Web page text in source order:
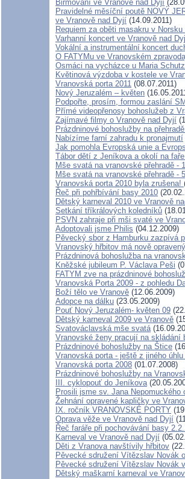
Biřmování ve Vranově nad Dyjí
Pravidelné měsíční poutě NOVÝ
ve Vranově nad Dyjí (14.09.2011)
Requiem za oběti masakru v
Varhanní koncert ve Vranově nad
Vokální a instrumentální koncert
O FATYMu ve Vranovském
Osmáci na vycházce u Maria Schutz
Květinová výzdoba v kostele ve
Vranovská porta 2011 (08.07.2011)
Nový Jeruzalém – květen
Podpořte, prosím, formou zaslání
Přímé videopřenosy bohoslužeb z
Zajímavé filmy o Vranově nad Dyjí
Prázdninové bohoslužby na
Nabízíme farní zahradu k pronajmutí
Jak pomohla Evropská unie a
Tábor dětí z Jeníkova a okolí na
Mše svatá na vranovské přehradě -
Mše svatá na vranovské přehradě -
Vranovská porta 2010 byla zrušena!
Řeč při pohřbívání basy 2010
Dětský karneval 2010 ve Vranově
Setkání tříkrálových koledníků
PSVN zahraje při mši svaté ve
Adoptovali jsme Philis (04.12.2009)
Pěvecký sbor z Hamburku zazpívá
Vranovský hřbitov má nově
Prázdninová bohoslužba na
Kněžské jubileum P. Václava Peši
FATYM zve na prázdninové
Vranovská Porta 2009 - z pohledu
Boží tělo ve Vranově (12.06.2009)
Adopce na dálku (23.05.2009)
Pouť Nový Jeruzalém- květen 09
Dětský karneval 2009 ve Vranově
Svatováclavská mše svatá
Vranovské ženy pracují na skládání
Prázdninové bohoslužby na Štice
Vranovská porta - ještě z jiného úhlu
Vranovská porta 2008 (01.07.2008)
Prázdninové bohoslužby na
III. cyklopouť do Jeníkova
Prosili jsme sv. Jana Nepomuckého
Žehnání opravené kapličky ve
IX. ročník VRANOVSKÉ PORTY
Oprava věže ve Vranově nad Dyjí
Řeč faráře při pochovávání basy
Karneval ve Vranově nad Dyjí
Děti z Vranova navštívily hřbitov
Pěvecké sdružení Vítězslav Novák
Pěvecké sdružení Vítězslav Novák
Dětský maškarní karneval ve